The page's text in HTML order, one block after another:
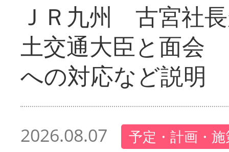
ＪＲ九州 古宮社
土交通大臣と面会
への対応など説明
2026.08.07 予定・計画・